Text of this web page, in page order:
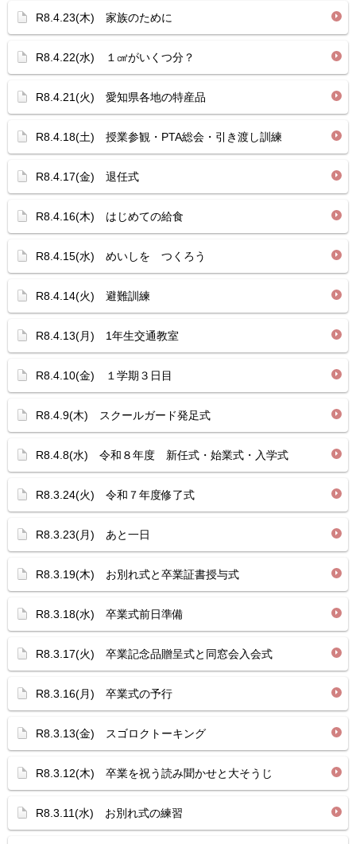
R8.4.23(木) 家族のために
R8.4.22(水) １㎤がいくつ分？
R8.4.21(火) 愛知県各地の特産品
R8.4.18(土) 授業参観・PTA総会・引き渡し訓練
R8.4.17(金) 退任式
R8.4.16(木) はじめての給食
R8.4.15(水) めいしを つくろう
R8.4.14(火) 避難訓練
R8.4.13(月) 1年生交通教室
R8.4.10(金) １学期３日目
R8.4.9(木) スクールガード発足式
R8.4.8(水) 令和８年度 新任式・始業式・入学式
R8.3.24(火) 令和７年度修了式
R8.3.23(月) あと一日
R8.3.19(木) お別れ式と卒業証書授与式
R8.3.18(水) 卒業式前日準備
R8.3.17(火) 卒業記念品贈呈式と同窓会入会式
R8.3.16(月) 卒業式の予行
R8.3.13(金) スゴロクトーキング
R8.3.12(木) 卒業を祝う読み聞かせと大そうじ
R8.3.11(水) お別れ式の練習